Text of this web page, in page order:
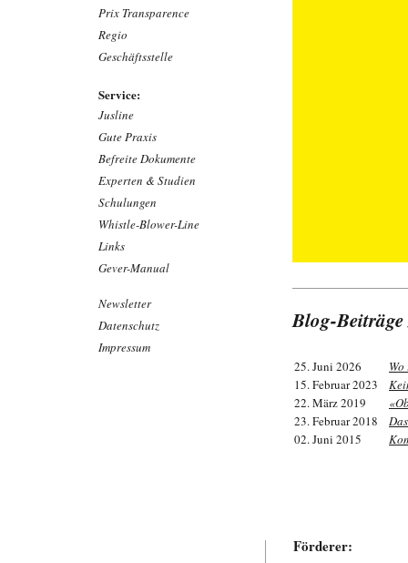
Prix Transparence
Regio
Geschäftsstelle
Service:
Jusline
Gute Praxis
Befreite Dokumente
Experten & Studien
Schulungen
Whistle-Blower-Line
Links
Gever-Manual
Newsletter
Datenschutz
Impressum
Blog-
25. Juni 2026
15. Februar 2023
22. März 2019
23. Februar 2018
02. Juni 2015
Förderer: